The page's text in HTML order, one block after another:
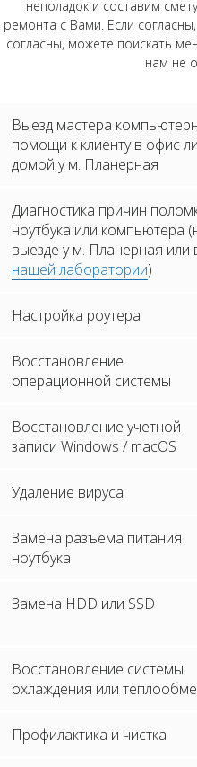
неполадок и составим
ремонта с Вами. Если
согласны, можете поискать
нам не
Выезд мастера
помощи к клиенту в офис
домой у м. Планерная
Диагностика причин
ноутбука или компьютера
выезде у м. Планерная или
нашей лаборатории)
Настройка роутера
Восстановление
операционной системы
Восстановление учетной
записи Windows / macOS
Удаление вируса
Замена разъема питания
ноутбука
Замена HDD или SSD
Восстановление системы
охлаждения или
Профилактика и чистка